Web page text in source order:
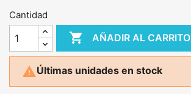
Cantidad
 AÑADIR AL CARRITO
Últimas unidades en stock